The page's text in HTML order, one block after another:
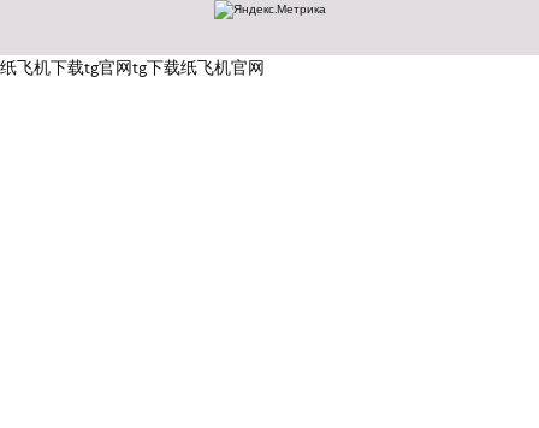
纸飞机下载tg官网tg下载纸飞机官网